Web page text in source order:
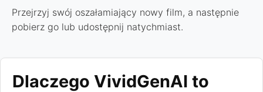
Przejrzyj swój oszałamiający nowy film, a następnie
pobierz go lub udostępnij natychmiast.
Dlaczego VividGenAI to